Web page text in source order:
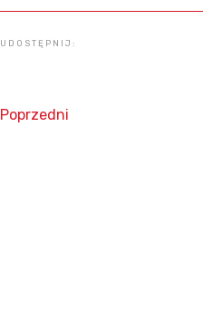
UDOSTĘPNIJ:
Poprzedni